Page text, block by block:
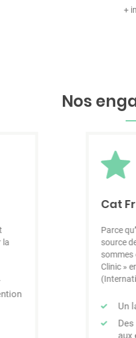
+
Nos
Cat Friendly
Parce qu’une visite
source de stress pour
sommes engagés dans
Clinic » en vue d’obtenir
(International Society of
Un label à la
Des équipements